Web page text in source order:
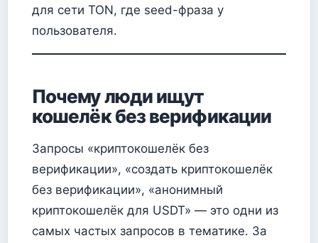
для сети TON, где seed-фраза у
пользователя.
Почему люди ищут
кошелёк без верификации
Запросы «криптокошелёк без
верификации», «создать криптокошелёк
без верификации», «анонимный
криптокошелёк для USDT» — это одни из
самых частых запросов в тематике. За